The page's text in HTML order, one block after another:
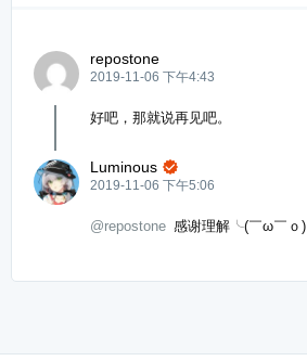
repostone
2019-11-06 下午4:43
好吧，那就说再见吧。
Luminous 
2019-11-06 下午5:06
@repostone 感谢理解╰(￣ω￣ｏ)